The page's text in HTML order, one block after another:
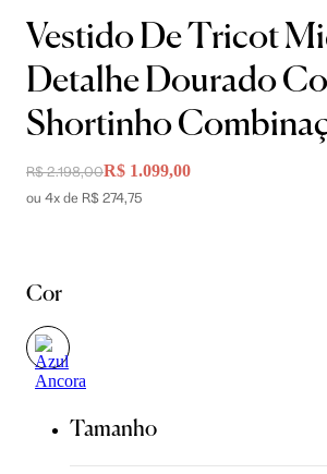
Vestido De Tricot
Detalhe Dourado
Shortinho
R$ 2.198,00R$ 1.099,00
ou 4x de R$ 274,75
Cor
Tamanho